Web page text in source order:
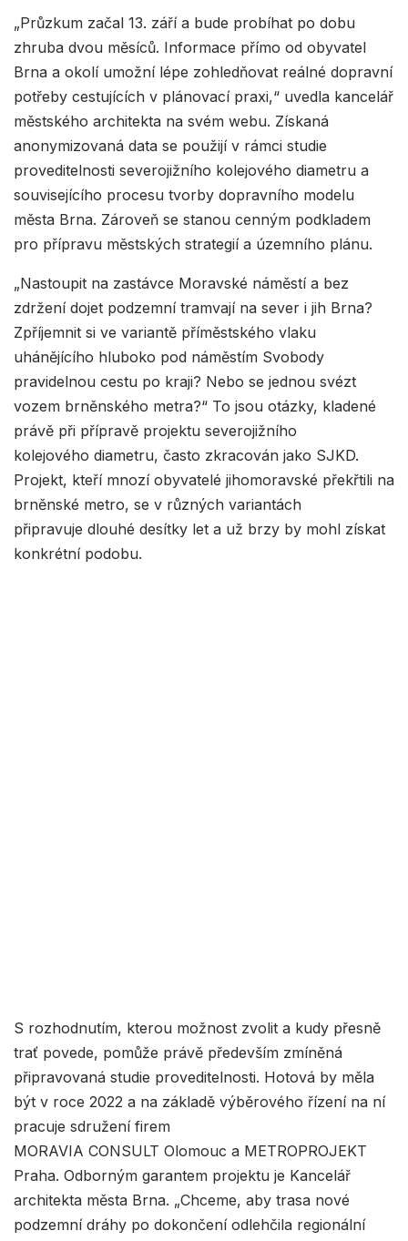
„Průzkum začal 13. září a bude probíhat po dobu
zhruba dvou měsíců. Informace přímo od obyvatel
Brna a okolí umožní lépe zohledňovat reálné dopravní
potřeby cestujících v plánovací praxi,“ uvedla kancelář
městského architekta na svém webu. Získaná
anonymizovaná data se použijí v rámci studie
proveditelnosti severojižního kolejového diametru a
souvisejícího procesu tvorby dopravního modelu
města Brna. Zároveň se stanou cenným podkladem
pro přípravu městských strategií a územního plánu.
„Nastoupit na zastávce Moravské náměstí a bez
zdržení dojet podzemní tramvají na sever i jih Brna?
Zpříjemnit si ve variantě příměstského vlaku
uhánějícího hluboko pod náměstím Svobody
pravidelnou cestu po kraji? Nebo se jednou svézt
vozem brněnského metra?“ To jsou otázky, kladené
právě při přípravě projektu severojižního
kolejového diametru, často zkracován jako SJKD.
Projekt, kteří mnozí obyvatelé jihomoravské překřtili na
brněnské metro, se v různých variantách
připravuje dlouhé desítky let a už brzy by mohl získat
konkrétní podobu.
S rozhodnutím, kterou možnost zvolit a kudy přesně
trať povede, pomůže právě především zmíněná
připravovaná studie proveditelnosti. Hotová by měla
být v roce 2022 a na základě výběrového řízení na ní
pracuje sdružení firem
MORAVIA CONSULT Olomouc a METROPROJEKT
Praha. Odborným garantem projektu je Kancelář
architekta města Brna. „Chceme, aby trasa nové
podzemní dráhy po dokončení odlehčila regionální